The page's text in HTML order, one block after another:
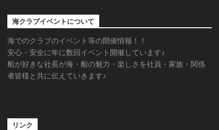
海クラブイベントについて
海でのクラブのイベント等の開催情報！！
安心・安全に年に数回イベント開催しています♪
船が好きな社長が海・船の魅力・楽しさを社員・家族・関係
者皆様と共に伝えていきます♪
リンク